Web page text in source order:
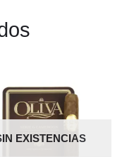
EXISTENCIAS